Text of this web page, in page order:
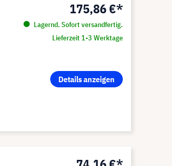
175,86 €*
Lagernd. Sofort versandfertig.
Lieferzeit 1-3 Werktage
Details anzeigen